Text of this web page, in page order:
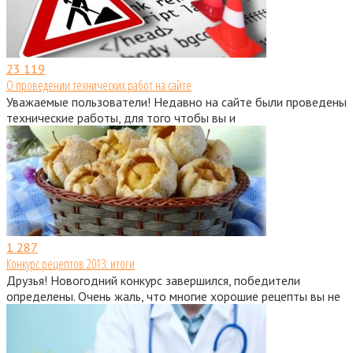
23 119
О проведении технических работ на сайте
Уважаемые пользователи! Недавно на сайте были проведены
технические работы, для того чтобы вы и
1 287
Конкурс рецептов 2013: итоги
Друзья! Новогодний конкурс завершился, победители
определены. Очень жаль, что многие хорошие рецепты вы не